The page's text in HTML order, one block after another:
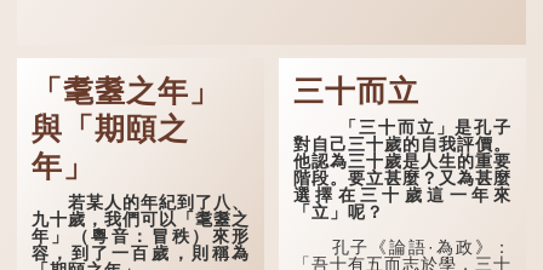
「耄耋之年」
與「期頤之
年」
若某人的年紀到了八、
九十歲，我們可以「耄耋之
年」（粵音：冒秩）來形
容，到了一百歲，則稱為
三十而立
「三十而立」是孔子
對自己三十歲的自我評價。
他認為三十歲是人生的重要
階段。要立甚麼？又為甚麼
選擇在三十歲這一年來
「立」呢？
孔子《論語·為政》：
「吾十有五而志於學，三十